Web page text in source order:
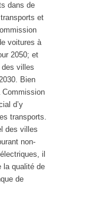
dans de
et
voitures à
2050; et
des villes
Bien
Commission
d’y
transports.
des villes
non-
il
la qualité de
de